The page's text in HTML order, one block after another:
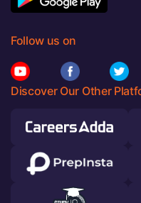
Follow us on
Discover Our Other